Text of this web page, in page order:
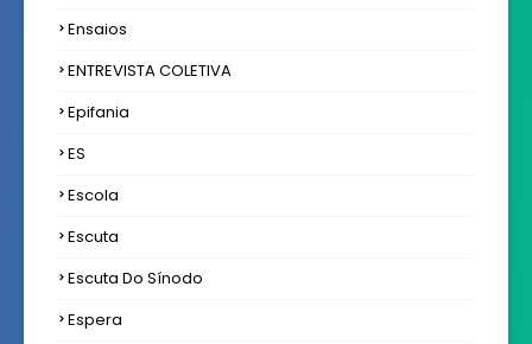
Ensaios
ENTREVISTA COLETIVA
Epifania
ES
Escola
Escuta
Escuta Do Sínodo
Espera